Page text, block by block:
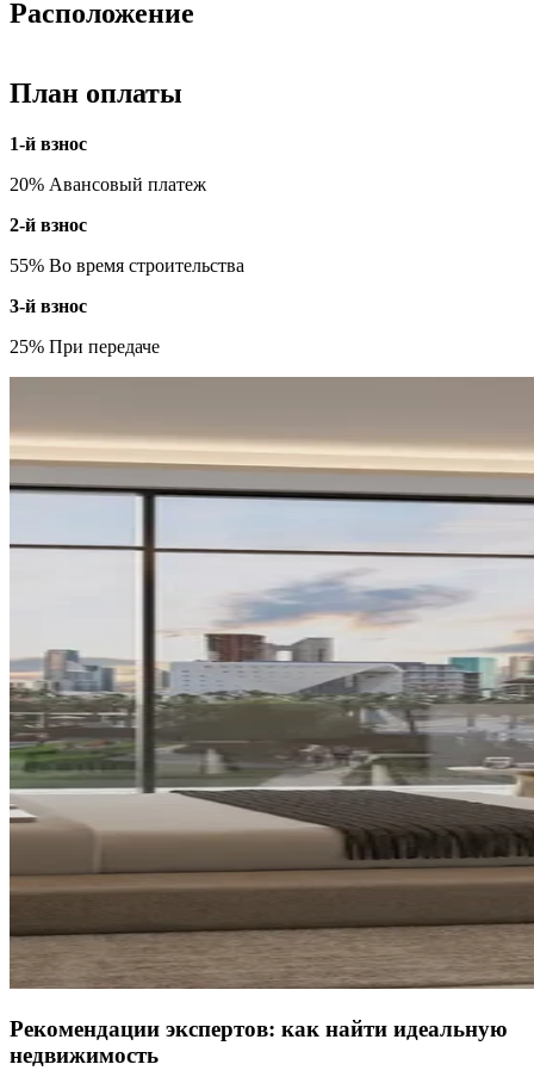
Расположение
План оплаты
1-й взнос
20% Авансовый платеж
2-й взнос
55% Во время строительства
3-й взнос
25% При передаче
Рекомендации экспертов: как найти идеальную
недвижимость